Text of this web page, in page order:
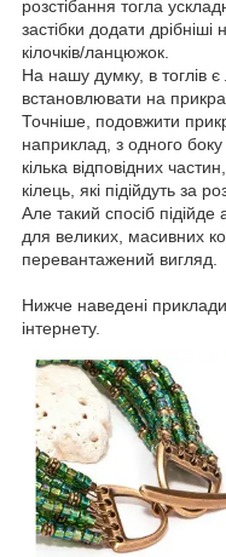
розстібання тогла
застібки додати
кілочків/ланцюжок.
На нашу думку, в тоглів
встановлювати на
Точніше, подовжити
наприклад, з одного
кілька відповідних
кілець, які підійдуть за
Але такий спосіб
для великих, масивних
перевантажений вигляд.
Нижче наведені
інтернету.